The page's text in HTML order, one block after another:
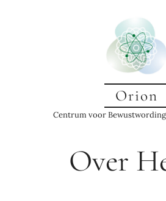
Orion
Centrum voor
Over